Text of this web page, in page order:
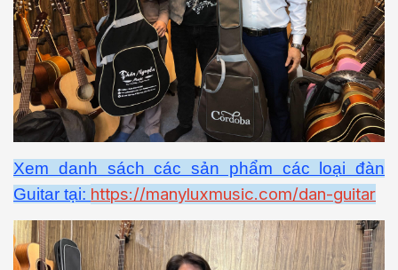
Xem danh sách các sản phẩm các loại đàn
Guitar tại: https://manyluxmusic.com/dan-guitar